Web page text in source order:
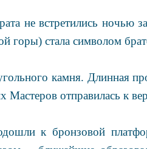
не встретились ночью
стала символом
камня. Длинная
Мастеров отправилась к
к бронзовой